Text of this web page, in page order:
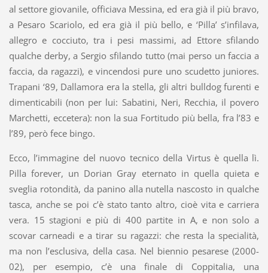
al settore giovanile, officiava Messina, ed era già il più bravo,
a Pesaro Scariolo, ed era già il più bello, e ‘Pilla’ s’infilava,
allegro e cocciuto, tra i pesi massimi, ad Ettore sfilando
qualche derby, a Sergio sfilando tutto (mai perso un faccia a
faccia, da ragazzi), e vincendosi pure uno scudetto juniores.
Trapani ‘89, Dallamora era la stella, gli altri bulldog furenti e
dimenticabili (non per lui: Sabatini, Neri, Recchia, il povero
Marchetti, eccetera): non la sua Fortitudo più bella, fra l’83 e
l’89, però fece bingo.
Ecco, l’immagine del nuovo tecnico della Virtus è quella lì.
Pilla forever, un Dorian Gray eternato in quella quieta e
sveglia rotondità, da panino alla nutella nascosto in qualche
tasca, anche se poi c’è stato tanto altro, cioè vita e carriera
vera. 15 stagioni e più di 400 partite in A, e non solo a
scovar carneadi e a tirar su ragazzi: che resta la specialità,
ma non l’esclusiva, della casa. Nel biennio pesarese (2000-
02), per esempio, c’è una finale di Coppitalia, una